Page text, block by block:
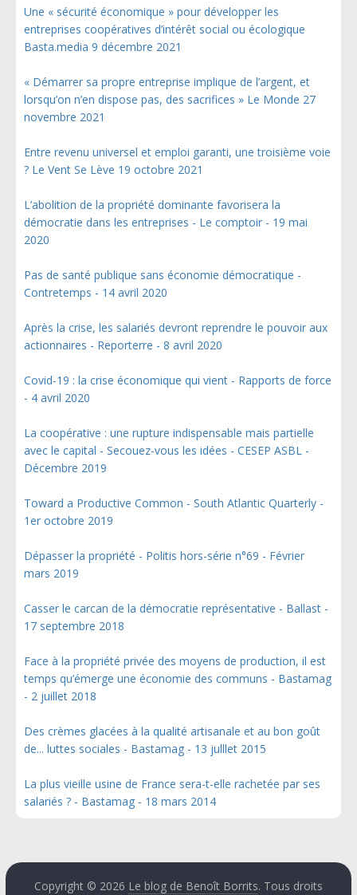
Une « sécurité économique » pour développer les
entreprises coopératives d’intérêt social ou écologique
Basta.media 9 décembre 2021
« Démarrer sa propre entreprise implique de l’argent, et
lorsqu’on n’en dispose pas, des sacrifices » Le Monde 27
novembre 2021
Entre revenu universel et emploi garanti, une troisième voie
? Le Vent Se Lève 19 octobre 2021
L’abolition de la propriété dominante favorisera la
démocratie dans les entreprises - Le comptoir - 19 mai
2020
Pas de santé publique sans économie démocratique -
Contretemps - 14 avril 2020
Après la crise, les salariés devront reprendre le pouvoir aux
actionnaires - Reporterre - 8 avril 2020
Covid-19 : la crise économique qui vient - Rapports de force
- 4 avril 2020
La coopérative : une rupture indispensable mais partielle
avec le capital - Secouez-vous les idées - CESEP ASBL -
Décembre 2019
Toward a Productive Common - South Atlantic Quarterly -
1er octobre 2019
Dépasser la propriété - Politis hors-série n°69 - Février
mars 2019
Casser le carcan de la démocratie représentative - Ballast -
17 septembre 2018
Face à la propriété privée des moyens de production, il est
temps qu’émerge une économie des communs - Bastamag
- 2 juillet 2018
Des crèmes glacées à la qualité artisanale et au bon goût
de... luttes sociales - Bastamag - 13 julllet 2015
La plus vieille usine de France sera-t-elle rachetée par ses
salariés ? - Bastamag - 18 mars 2014
Copyright © 2026 Le blog de Benoît Borrits. Tous droits